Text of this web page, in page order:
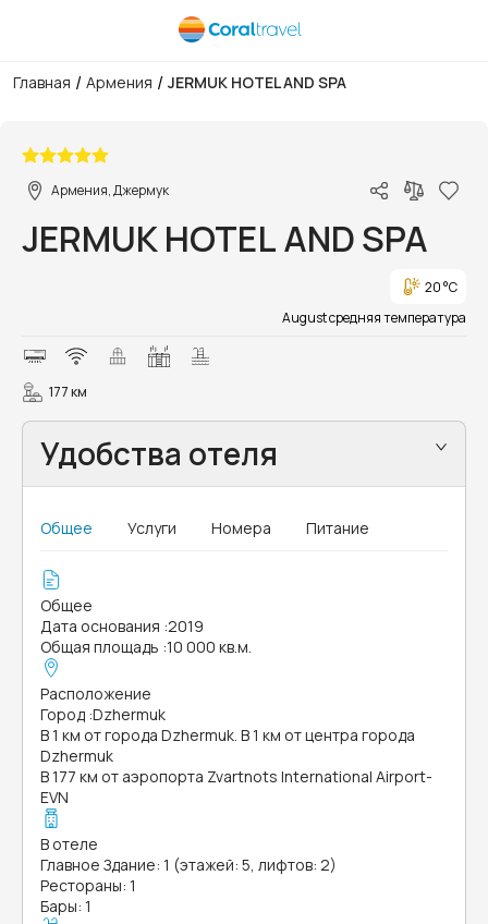
Главная / Армения / JERMUK HOTEL AND SPA
Армения, Джермук
JERMUK HOTEL AND SPA
20 °C
August средняя температура
177 км
Удобства отеля
Общее Услуги Номера Питание
Общее
Дата основания :2019
Общая площадь :10 000 кв.м.
Расположение
Город :Dzhermuk
В 1 км от города Dzhermuk. В 1 км от центра города
Dzhermuk
В 177 км от аэропорта Zvartnots International Airport-
EVN
В отеле
Главное Здание: 1 (этажей: 5, лифтов: 2)
Рестораны: 1
Бары: 1